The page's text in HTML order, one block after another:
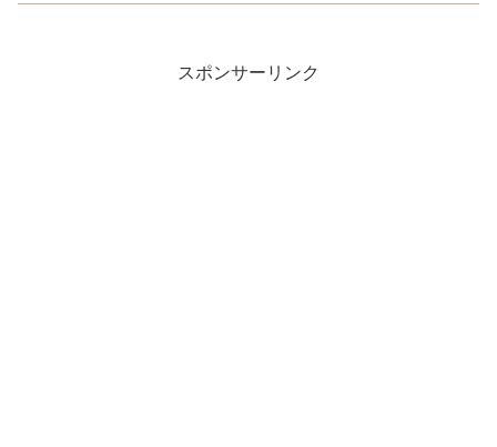
スポンサーリンク